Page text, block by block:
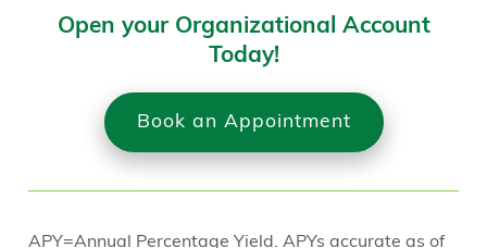
Open your Organizational Account
Today!
Book an Appointment
APY=Annual Percentage Yield. APYs accurate as of